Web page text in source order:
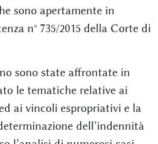
sono apertamente in
n° 735/2015 della Corte di
sono state affrontate in
le tematiche relative ai
ai vincoli espropriativi e la
dell’indennità